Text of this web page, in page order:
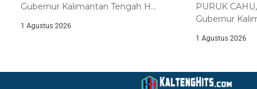
Gubernur Kalimantan Tengah H
1 Agustus 2026
PURUK
Gubernur
1 Agustus 2026